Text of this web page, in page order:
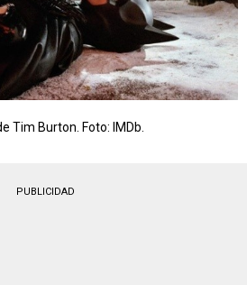
Tim Burton. Foto: IMDb.
PUBLICIDAD